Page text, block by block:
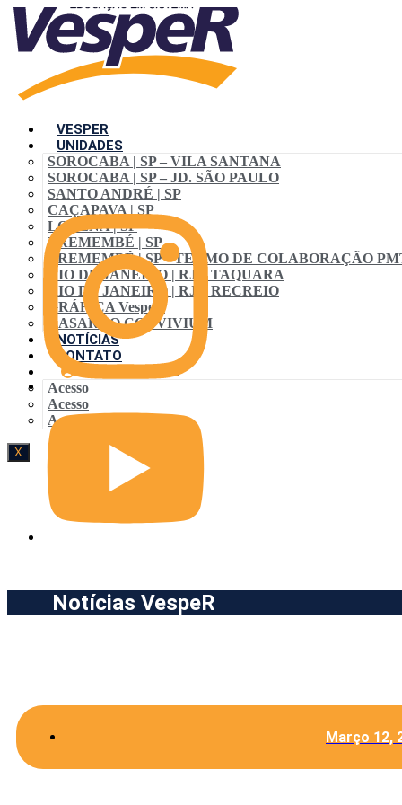
VESPER
UNIDADES
SOROCABA | SP – VILA SANTANA
SOROCABA | SP – JD. SÃO PAULO
SANTO ANDRÉ | SP
CAÇAPAVA | SP
LORENA | SP
TREMEMBÉ | SP
TREMEMBÉ | SP • TERMO DE COLABORAÇÃO
RIO DE JANEIRO | RJ – TAQUARA
RIO DE JANEIRO | RJ – RECREIO
GRÁFICA VespeR
CASARÃO CONVIVIUM
NOTÍCIAS
CONTATO
ACESSO ALUNO
Acesso
Acesso
Acesso
X
Notícias VespeR
Março 12,